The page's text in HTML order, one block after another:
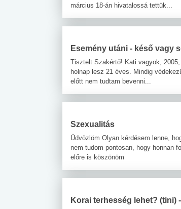
március 18-án hivatalossá tettük...
Esemény utáni - késő vagy
Tisztelt Szakértő! Kati vagyok,
holnap lesz 21 éves. Mindig
előtt nem tudtam bevenni...
Szexualitás
Üdvözlöm Olyan kérdésem lenne,
nem tudom pontosan, hogy honnan
előre is köszönöm
Korai terhesség lehet? (tini)